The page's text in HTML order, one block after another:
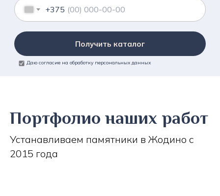
+375
Получить каталог
Даю согласие на обработку персональных данных
Портфолио наших работ
Устанавливаем памятники в Жодино с
2015 года